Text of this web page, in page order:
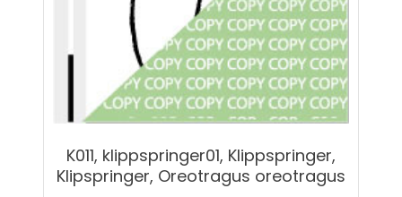
K011, klippspringer01, Klippspringer,
Klipspringer, Oreotragus oreotragus